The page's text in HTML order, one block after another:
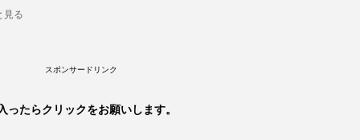
見る
スポンサードリンク
ったらクリックをお願いします。